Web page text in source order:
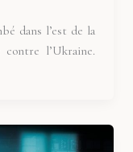
dans l’est de la
contre l’Ukraine.